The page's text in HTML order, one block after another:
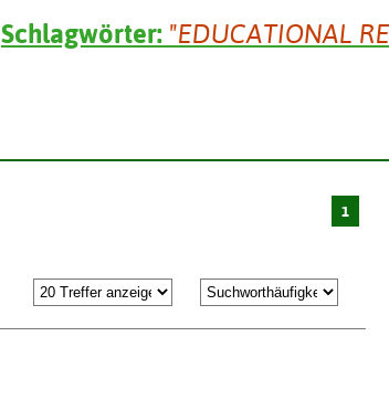
Schlagwörter: "EDUCATIONAL
1